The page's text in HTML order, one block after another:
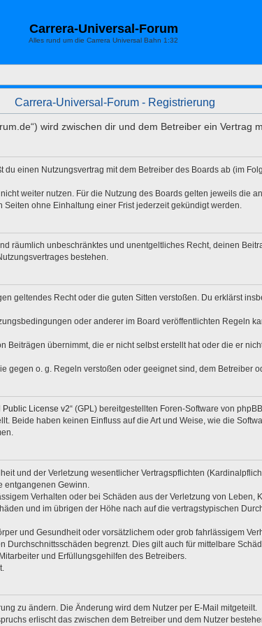
Carrera-Universal-Forum
Alles rund um die Carrera Universal Bahn 1:32
Carrera-Universal-Forum - Registrierung
wird zwischen dir und dem Betreiber ein Vertrag
du einen Nutzungsvertrag mit dem Betreiber des Boards ab (im
weiter nutzen. Für die Nutzung des Boards gelten jeweils die
ohne Einhaltung einer Frist jederzeit gekündigt werden.
räumlich unbeschränktes und unentgeltliches Recht, deinen
bestehen.
geltendes Recht oder die guten Sitten verstoßen. Du erklärst
oder anderer im Board veröffentlichten Regeln
übernimmt, die er nicht selbst erstellt hat oder die er
o. g. Regeln verstoßen oder geeignet sind, dem Betreiber
Public License v2“ (GPL) bereitgestellten Foren-Software von
Beide haben keinen Einfluss auf die Art und Weise, wie die
und der Verletzung wesentlicher Vertragspflichten
Gewinn.
Verhalten oder bei Schäden aus der Verletzung von
und im übrigen der Höhe nach auf die vertragstypischen
und Gesundheit oder vorsätzlichem oder grob fahrlässigem
begrenzt. Dies gilt auch für mittelbare
und Erfüllungsgehilfen des Betreibers.
zu ändern. Die Änderung wird dem Nutzer per E-Mail mitgeteilt.
erlischt das zwischen dem Betreiber und dem Nutzer